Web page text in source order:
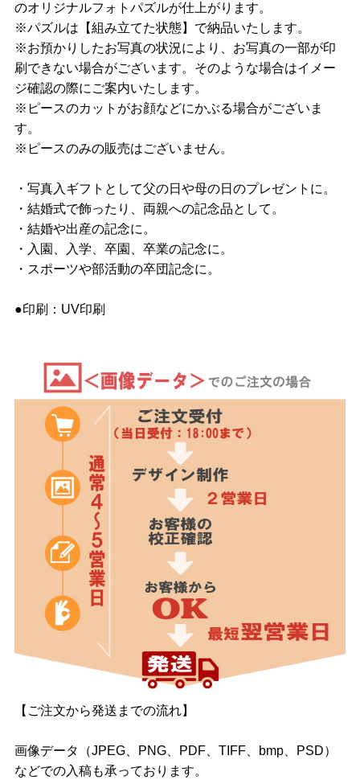
のオリジナルフォトパズルが仕上がります。
※パズルは【組み立てた状態】で納品いたします。
※お預かりしたお写真の状況により、お写真の一部が印
刷できない場合がございます。そのような場合はイメー
ジ確認の際にご案内いたします。
※ピースのカットがお顔などにかぶる場合がございま
す。
※ピースのみの販売はございません。
・写真入ギフトとして父の日や母の日のプレゼントに。
・結婚式で飾ったり、両親への記念品として。
・結婚や出産の記念に。
・入園、入学、卒園、卒業の記念に。
・スポーツや部活動の卒団記念に。
●印刷：UV印刷
【ご注文から発送までの流れ】
画像データ（JPEG、PNG、PDF、TIFF、bmp、PSD）
などでの入稿も承っております。